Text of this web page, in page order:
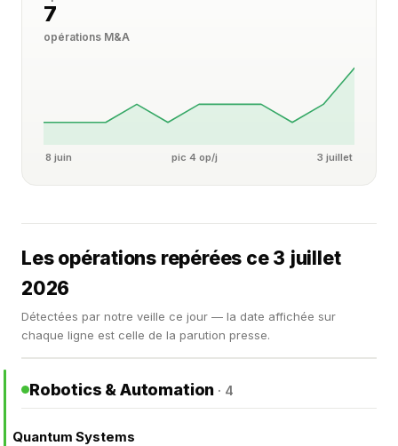
7
opérations M&A
8 juin pic 4 op/j 3 juillet
Les opérations repérées ce 3 juillet
2026
Détectées par notre veille ce jour — la date affichée sur
chaque ligne est celle de la parution presse.
Robotics & Automation · 4
Quantum Systems